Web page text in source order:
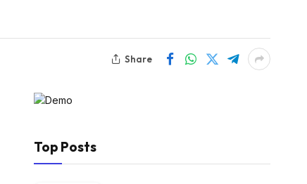
Share
Top Posts